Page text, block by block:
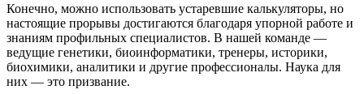
Конечно, можно использовать устаревшие калькуляторы, но
настоящие прорывы достигаются благодаря упорной работе и
знаниям профильных специалистов. В нашей команде —
ведущие генетики, биоинформатики, тренеры, историки,
биохимики, аналитики и другие профессионалы. Наука для
них — это призвание.